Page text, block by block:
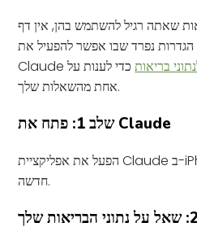
שאתה רגיל להשתמש בהן, אין דף
הגדרות נפרד שבו אפשר להפעיל את Apple Health מראש.
Claude
בריאותכדי לענות על
אחת מהשאלות שלך.
שלב 1: פתח את Claude
הפעל את אפליקציית Claude ב-iPhone שלך והתחל שיחה
חדשה.